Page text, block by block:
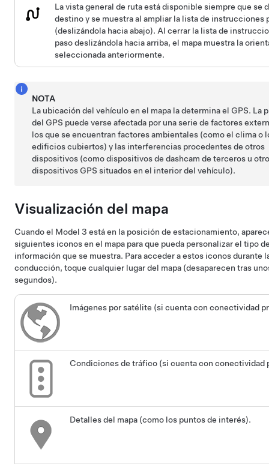
La vista general de ruta está disponible siempre que se
destino y se muestra al ampliar la lista de instrucciones
(deslizándola hacia abajo). Al cerrar la lista de
paso deslizándola hacia arriba, el mapa muestra la
seleccionada anteriormente.
NOTA
La ubicación del vehículo en el mapa la determina el GPS. La
del GPS puede verse afectada por una serie de factores
los que se encuentran factores ambientales (como el clima o
edificios cubiertos) y las interferencias procedentes de otros
dispositivos (como dispositivos de dashcam de terceros u
dispositivos GPS situados en el interior del vehículo).
Visualización del mapa
Cuando el Model 3 está en la posición de estacionamiento,
siguientes iconos en el mapa para que pueda personalizar el tipo
información que se muestra. Para acceder a estos iconos durante
conducción, toque cualquier lugar del mapa (desaparecen tras
segundos).
Imágenes por satélite (si cuenta con conectividad
Condiciones de tráfico (si cuenta con conectividad
Detalles del mapa (como los puntos de interés).